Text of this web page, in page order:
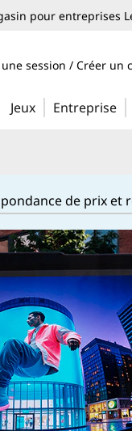
pour entreprises
session / Créer un
Jeux Entreprise
de prix et